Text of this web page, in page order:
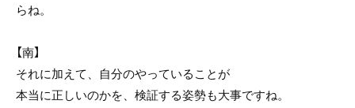
らね。
【南】
それに加えて、自分のやっていることが
本当に正しいのかを、検証する姿勢も大事ですね。